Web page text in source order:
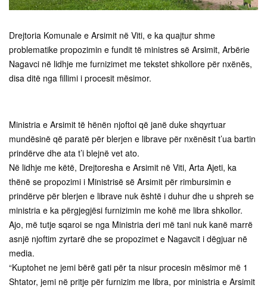
Drejtoria Komunale e Arsimit në Viti, e ka quajtur shme
problematike propozimin e fundit të ministres së Arsimit, Arbërie
Nagavci në lidhje me furnizimet me tekstet shkollore për nxënës,
disa ditë nga fillimi i procesit mësimor.
Ministria e Arsimit të hënën njoftoi që janë duke shqyrtuar
mundësinë që paratë për blerjen e librave për nxënësit t’ua bartin
prindërve dhe ata t’i blejnë vet ato.
Në lidhje me këtë, Drejtoresha e Arsimit në Viti, Arta Ajeti, ka
thënë se propozimi i Ministrisë së Arsimit për rimbursimin e
prindërve për blerjen e librave nuk është i duhur dhe u shpreh se
ministria e ka përgjegjësi furnizimin me kohë me libra shkollor.
Ajo, më tutje sqaroi se nga Ministria deri më tani nuk kanë marrë
asnjë njoftim zyrtarë dhe se propozimet e Nagavcit i dëgjuar në
media.
“Kuptohet ne jemi bërë gati për ta nisur procesin mësimor më 1
Shtator, jemi në pritje për furnizim me libra, por ministria e Arsimit